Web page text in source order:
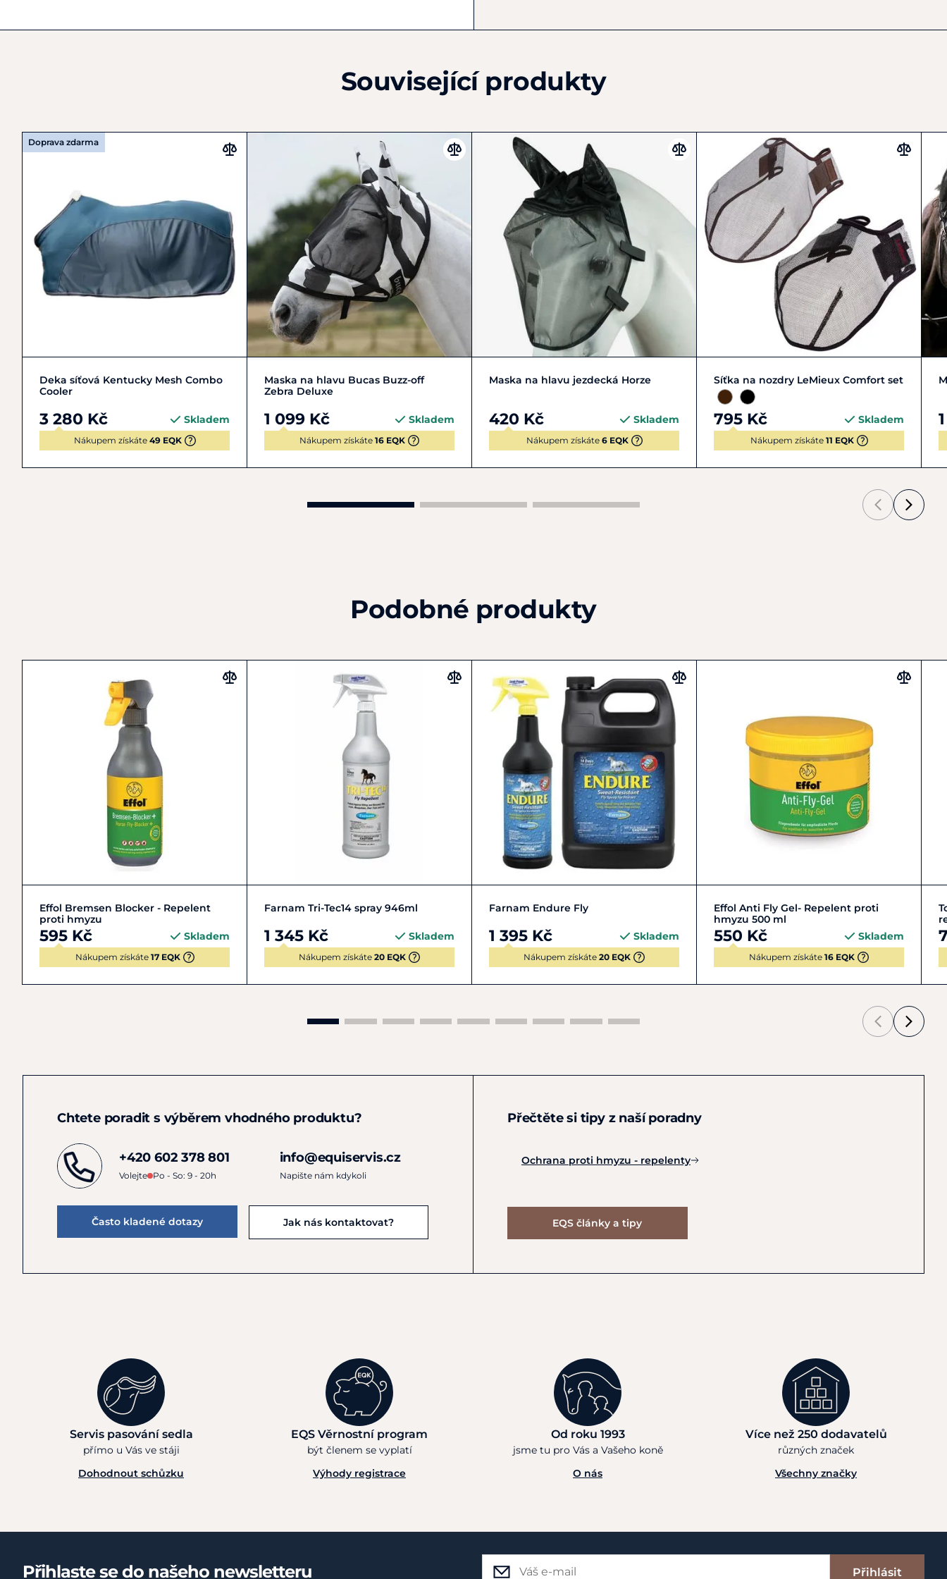
Související produkty
Doprava zdarma
L | 140-145 cm M | 130-135 cm
Deka síťová Kentucky Mesh Combo
Cooler
3 280 Kč Skladem
Nákupem získáte 49 EQK
COB | M FULL | L PONY | S
Maska na hlavu Bucas Buzz-off
Zebra Deluxe
1 099 Kč Skladem
Nákupem získáte 16 EQK
COB | M FULL | L XFULL | XL
Maska na hlavu jezdecká Horze
420 Kč Skladem
Nákupem získáte 6 EQK
COB | M FULL | L PONY | S
Síťka na nozdry LeMieux Comfort set
795 Kč Skladem
Nákupem získáte 11 EQK
Podobné produkty
Zobrazit detail
Effol Bremsen Blocker - Repelent
proti hmyzu
595 Kč Skladem
Nákupem získáte 17 EQK
Do košíku
Farnam Tri-Tec14 spray 946ml
1 345 Kč Skladem
Nákupem získáte 20 EQK
Zobrazit detail
Farnam Endure Fly
1 395 Kč Skladem
Nákupem získáte 20 EQK
Do košíku
Effol Anti Fly Gel- Repelent proti
hmyzu 500 ml
550 Kč Skladem
Nákupem získáte 16 EQK
Chtete poradit s výběrem vhodného produktu?
+420 602 378 801
Volejte Po - So: 9 - 20h
info@equiservis.cz
Napište nám kdykoli
Často kladené dotazy Jak nás kontaktovat?
Přečtěte si tipy z naší poradny
Ochrana proti hmyzu - repelenty
EQS články a tipy
Servis pasování sedla
přímo u Vás ve stáji
Dohodnout schůzku
EQS Věrnostní program
být členem se vyplatí
Výhody registrace
Od roku 1993
jsme tu pro Vás a Vašeho koně
O nás
Více než 250 dodavatelů
různých značek
Všechny značky
Přihlaste se do našeho newsletteru Přihlásit